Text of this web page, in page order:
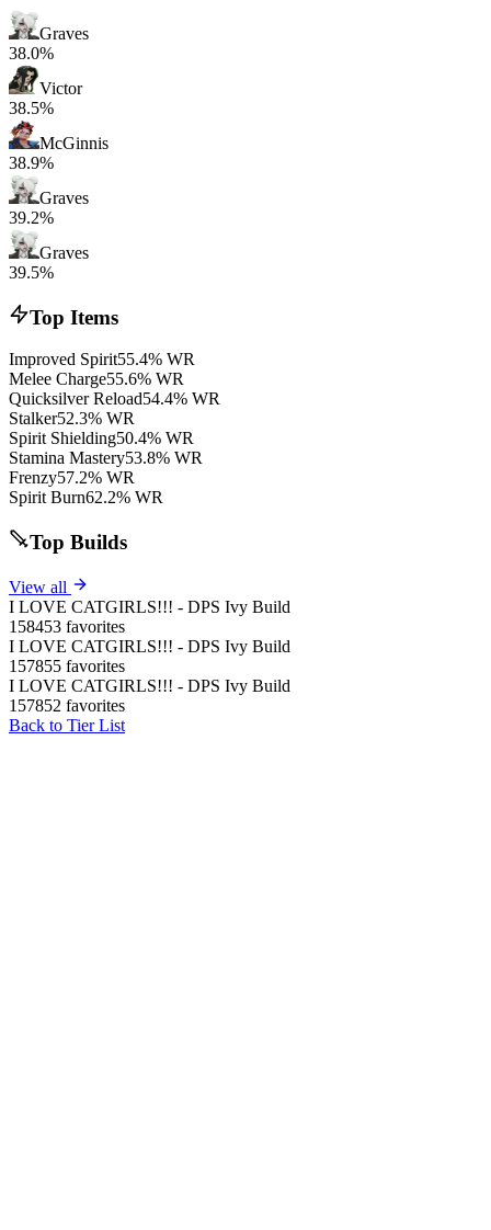
Graves
38.0%
Victor
38.5%
McGinnis
38.9%
Graves
39.2%
Graves
39.5%
Top Items
Improved Spirit55.4% WR
Melee Charge55.6% WR
Quicksilver Reload54.4% WR
Stalker52.3% WR
Spirit Shielding50.4% WR
Stamina Mastery53.8% WR
Frenzy57.2% WR
Spirit Burn62.2% WR
Top Builds
View all
I LOVE CATGIRLS!!! - DPS Ivy Build
158453 favorites
I LOVE CATGIRLS!!! - DPS Ivy Build
157855 favorites
I LOVE CATGIRLS!!! - DPS Ivy Build
157852 favorites
Back to Tier List